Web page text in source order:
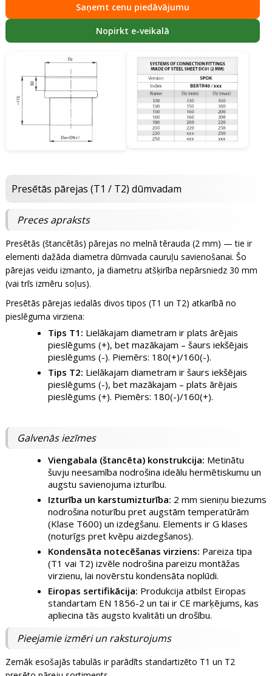
Saņemt cenu piedāvājumu
Nopirkt e-veikalā
Presētās pārejas (T1 / T2) dūmvadam
Preces apraksts
Presētās (štancētās) pārejas no melnā tērauda (2 mm) — tie ir
elementi dažāda diametra dūmvada cauruļu savienošanai. Šo
pārejas veidu izmanto, ja diametru atšķirība nepārsniedz 30 mm
(vai trīs izmēru soļus).
Presētās pārejas iedalās divos tipos (T1 un T2) atkarībā no
pieslēguma virziena:
Tips T1: Lielākajam diametram ir plats ārējais
pieslēgums (+), bet mazākajam – šaurs iekšējais
pieslēgums (-). Piemērs: 180(+)/160(-).
Tips T2: Lielākajam diametram ir šaurs iekšējais
pieslēgums (-), bet mazākajam – plats ārējais
pieslēgums (+). Piemērs: 180(-)/160(+).
Galvenās iezīmes
Viengabala (štancēta) konstrukcija: Metinātu
šuvju neesamība nodrošina ideālu hermētiskumu un
augstu savienojuma izturību.
Izturība un karstumizturība: 2 mm sieniņu biezums
nodrošina noturību pret augstām temperatūrām
(Klase T600) un izdegšanu. Elements ir G klases
(noturīgs pret kvēpu aizdegšanos).
Kondensāta notecēšanas virziens: Pareiza tipa
(T1 vai T2) izvēle nodrošina pareizu montāžas
virzienu, lai novērstu kondensāta noplūdi.
Eiropas sertifikācija: Produkcija atbilst Eiropas
standartam EN 1856-2 un tai ir CE marķējums, kas
apliecina tās augsto kvalitāti un drošību.
Pieejamie izmēri un raksturojums
Zemāk esošajās tabulās ir parādīts standartizēto T1 un T2